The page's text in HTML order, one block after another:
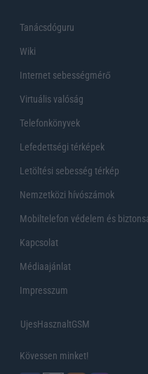
Tanácsdóguru
Wiki
Internet sebességmérő
Virtuális valóság
Telefonkönyvek
Lefedettségi térképek
Letöltési sebesség térkép
Nemzetközi hívószámok
Mobiltelefon védelem és
Kapcsolat
Médiaajánlat
Impresszum
UjesHasznaltGSM
Kövessen minket!